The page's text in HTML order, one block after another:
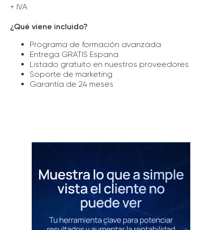
+ IVA
¿Qué viene incluido?
Programa de formación avanzada
Entrega GRATIS Espana
Listado gratuito en nuestros proveedores
Soporte de marketing
Garantía de 24 meses